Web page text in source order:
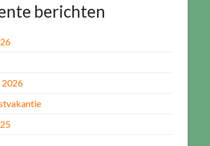
berichten
2026